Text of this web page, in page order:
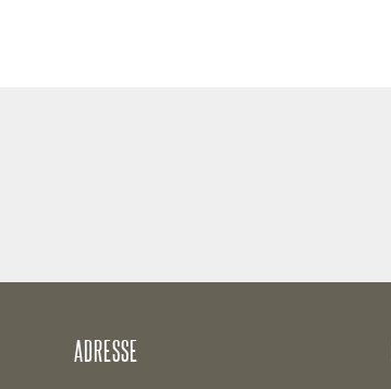
ADRESSE